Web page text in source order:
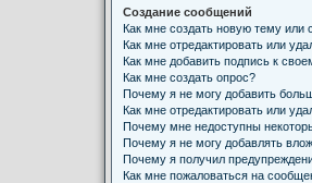
Создание сообщений
Как мне создать новую тему или
Как мне отредактировать или
Как мне добавить подпись к
Как мне создать опрос?
Почему я не могу добавить
Как мне отредактировать или
Почему мне недоступны
Почему я не могу добавлять
Почему я получил
Как мне пожаловаться на